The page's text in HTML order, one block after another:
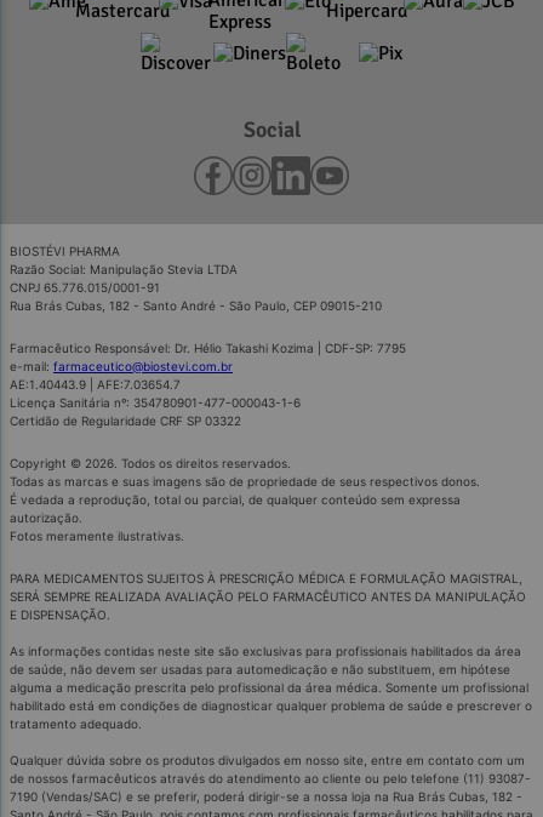
Social
BIOSTÉVI PHARMA
Razão Social: Manipulação Stevia LTDA
CNPJ 65.776.015/0001-91
Rua Brás Cubas, 182 - Santo André - São Paulo, CEP 09015-210
Farmacêutico Responsável: Dr. Hélio Takashi Kozima | CDF-SP: 7795
e-mail: farmaceutico@biostevi.com.br
AE:1.40443.9 | AFE:7.03654.7
Licença Sanitária nº: 354780901-477-000043-1-6
Certidão de Regularidade CRF SP 03322
Copyright © 2026. Todos os direitos reservados.
Todas as marcas e suas imagens são de propriedade de seus respectivos donos.
É vedada a reprodução, total ou parcial, de qualquer conteúdo sem expressa
autorização.
Fotos meramente ilustrativas.
PARA MEDICAMENTOS SUJEITOS À PRESCRIÇÃO MÉDICA E FORMULAÇÃO MAGISTRAL,
SERÁ SEMPRE REALIZADA AVALIAÇÃO PELO FARMACÊUTICO ANTES DA MANIPULAÇÃO
E DISPENSAÇÃO.
As informações contidas neste site são exclusivas para profissionais habilitados da área
de saúde, não devem ser usadas para automedicação e não substituem, em hipótese
alguma a medicação prescrita pelo profissional da área médica. Somente um profissional
habilitado está em condições de diagnosticar qualquer problema de saúde e prescrever o
tratamento adequado.
Qualquer dúvida sobre os produtos divulgados em nosso site, entre em contato com um
de nossos farmacêuticos através do atendimento ao cliente ou pelo telefone (11) 93087-
7190 (Vendas/SAC) e se preferir, poderá dirigir-se a nossa loja na Rua Brás Cubas, 182 -